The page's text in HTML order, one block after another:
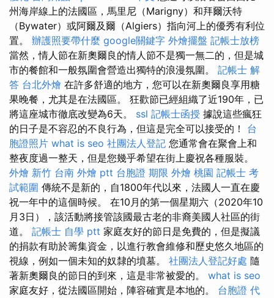
州海岸線上的法國區，馬里尼（Marigny）和拜爾沃特
（Bywater）或阿爾及爾（Algiers）指向河上的優秀有利位
置。 辦護照要帶什麼 google關鍵字 外燴擺盤 記帳士放榜
當然，情人節在新奧爾良的情人節不是獨一無二的，但是城
市的餐館和一般氛圍會營造出獨特的浪漫氛圍。 記帳士 解
答 台北外燴 在許多舒適的地方，您可以在新奧爾良享用糖
果晚餐，尤其是在法國區。 狂歡節已經組織了近190年，已
將這座城市徹底改變為6天。 ssl 記帳士函授 據說這些瘋狂
的日子是不容忍的不良行為，但這是完全可以接受的！ 台
胞證照片 what is seo 社團法人登記 您通常會在聚會上和
整夜度過一整天，但是您幾乎希望在街上慶祝各種服裝。
外燴 新竹 台南 外燴 ptt 台胞證 期限 外燴 桃園 記帳士 考
試範圍 傳統不是新的，自1800年代以來，法國人一直在慶
祝一年中的這個時候。 在10月的第一個星期六（2020年10
月3日），該活動將接管該國最古老的非裔美國人社區的街
道。 記帳士 自學 ptt 家庭友好的節日是免費的，但是擬議
的捐款有助於籌集資金，以進行教會維修和歷史悠久地區的
視線，例如一個未知的奴隸的墳墓。 社團法人登記好處 隨
著新奧爾良的節日的到來，這是非常被愛的。 what is seo
家庭友好，從法國區開始，陣容確實是本地的。 台胞證 代